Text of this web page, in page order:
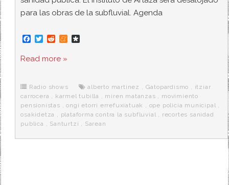
para las obras de la subfluvial. Agenda
F
c
e
o
k
T
i
t
r
R
d
d
M
e
r
a
Read more »
Radio shows alberto martinez , Gatopardismo , itziar
carrocera , karmel tubilla , miren matanzas , movimiento
pensionistas ,ongi etorri errefuxiatuak , ope policia municipal ,
osakidetza , plataforma contra la subfluvial , recortes sanidad
publica , Santurtzi , Sarean